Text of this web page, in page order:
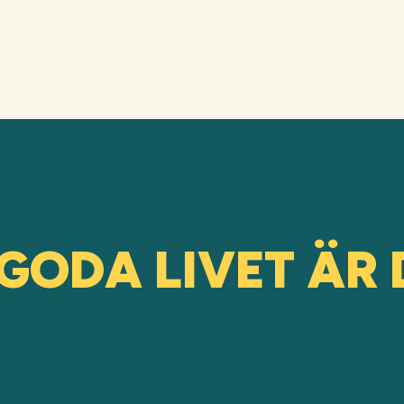
LIVET ÄR